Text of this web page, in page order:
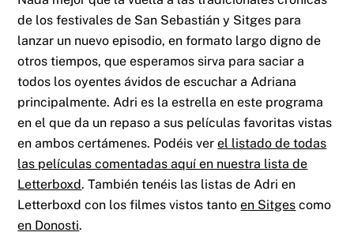
de los festivales de San Sebastián y Sitges para
lanzar un nuevo episodio, en formato largo digno de
otros tiempos, que esperamos sirva para saciar a
todos los oyentes ávidos de escuchar a Adriana
principalmente. Adri es la estrella en este programa
en el que da un repaso a sus películas favoritas vistas
en ambos certámenes. Podéis verel listado de todas
las películas comentadas aquí en nuestra lista de
Letterboxd. También tenéis las listas de Adri en
Letterboxd con los filmes vistos tantoen Sitges como
en Donosti.